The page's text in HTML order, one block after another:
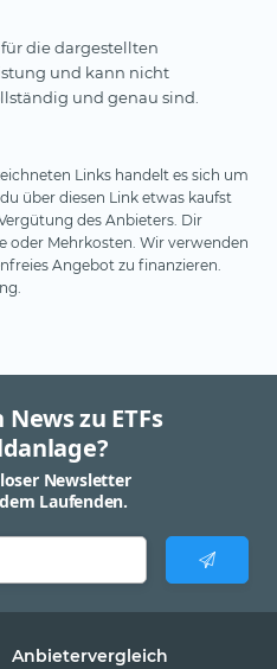
die dargestellten
und kann nicht
und genau sind.
Links handelt es sich um
über diesen Link etwas kaufst
des Anbieters. Dir
oder Mehrkosten. Wir verwenden
Angebot zu finanzieren.
zu ETFs
Newsletter
Laufenden.
Anbietervergleich